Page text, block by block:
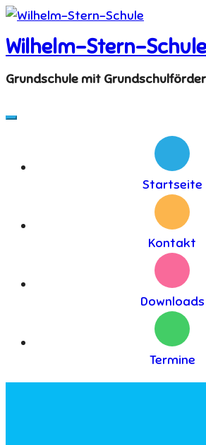
Skip
to
content
Wilhelm-Stern-Schule
Grundschule mit
Startseite
Kontakt
Downloads
Termine